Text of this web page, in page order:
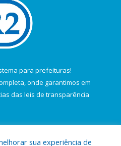
para prefeituras!
onde garantimos em
das leis de transparência
sua experiência de